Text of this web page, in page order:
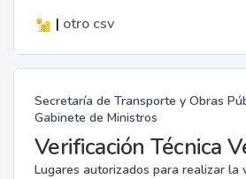
| otro csv
Secretaría de Transporte y Obras
Gabinete de Ministros
Lugares autorizados para realizar la